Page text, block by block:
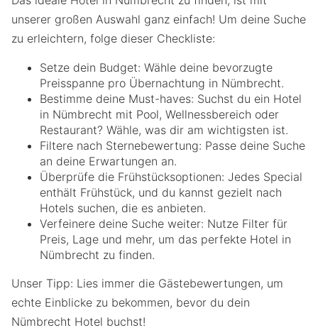
unserer großen Auswahl ganz einfach! Um deine Suche
zu erleichtern, folge dieser Checkliste:
Setze dein Budget: Wähle deine bevorzugte
Preisspanne pro Übernachtung in Nümbrecht.
Bestimme deine Must-haves: Suchst du ein Hotel
in Nümbrecht mit Pool, Wellnessbereich oder
Restaurant? Wähle, was dir am wichtigsten ist.
Filtere nach Sternebewertung: Passe deine Suche
an deine Erwartungen an.
Überprüfe die Frühstücksoptionen: Jedes Special
enthält Frühstück, und du kannst gezielt nach
Hotels suchen, die es anbieten.
Verfeinere deine Suche weiter: Nutze Filter für
Preis, Lage und mehr, um das perfekte Hotel in
Nümbrecht zu finden.
Unser Tipp: Lies immer die Gästebewertungen, um
echte Einblicke zu bekommen, bevor du dein
Nümbrecht Hotel buchst!